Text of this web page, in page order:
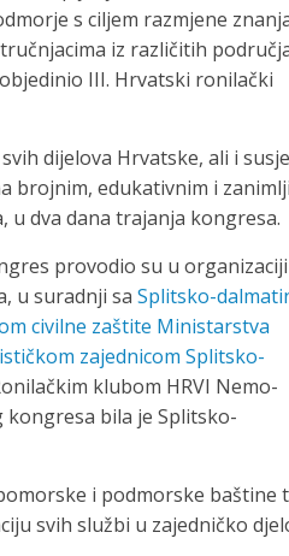
s ciljem razmjene
iz različitih
III. Hrvatski ronilački
dijelova Hrvatske, ali i
brojnim, edukativnim i
u dva dana trajanja kongresa.
provodio su u organizaciji
u suradnji sa Splitsko-
civilne zaštite Ministarstva
zajednicom Splitsko-
klubom HRVI Nemo-
kongresa bila je Splitsko-
i podmorske baštine
svih službi u zajedničko